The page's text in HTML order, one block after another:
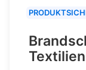
Textilien